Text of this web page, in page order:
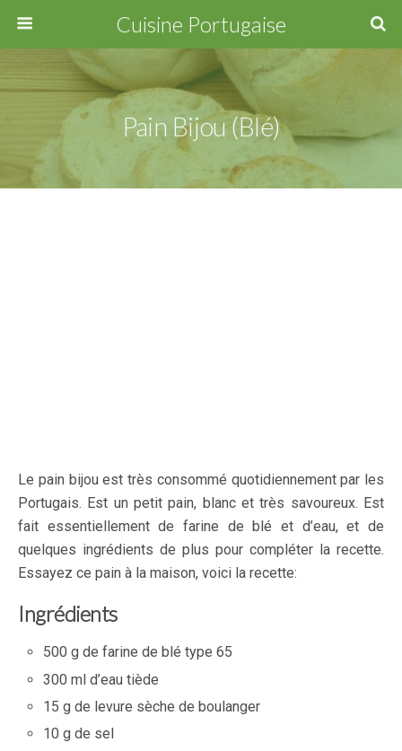
Cuisine Portugaise
Pain Bijou (blé)
Le pain bijou est très consommé quotidiennement par les
Portugais. Est un petit pain, blanc et très savoureux. Est
fait essentiellement de farine de blé et d’eau, et de
quelques ingrédients de plus pour compléter la recette.
Essayez ce pain à la maison, voici la recette:
Ingrédients
500 g de farine de blé type 65
300 ml d’eau tiède
15 g de levure sèche de boulanger
10 g de sel